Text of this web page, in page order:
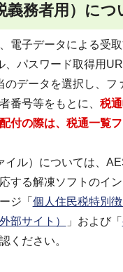
義務者用）につ
電子データによる受
パスワード取得用
データを選択し、フ
番号等をもとに、 税
配付の際は、税通一覧
ル）については、
する解凍ソフトのイ
ジ「 個人住民税特別
部サイト）
」および「
ください。